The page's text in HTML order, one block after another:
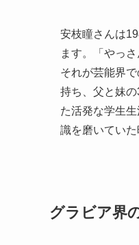
安枝瞳さんは
ます。「やっ
それが芸能界
持ち、父と妹
た活発な学生
識を磨いていた
グラビア界